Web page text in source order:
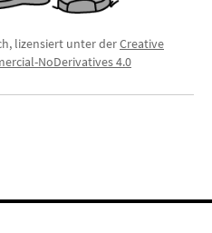
lizensiert unter derCreative
NoDerivatives 4.0